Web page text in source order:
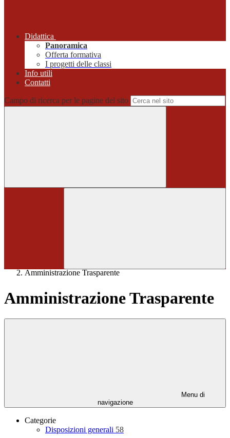
Didattica
Panoramica
Offerta formativa
I progetti delle classi
Info utili
Contatti
Campo di ricerca per le pagine del sito
Amministrazione Trasparente
Amministrazione Trasparente
Menu di
navigazione
Categorie
Disposizioni generali 58